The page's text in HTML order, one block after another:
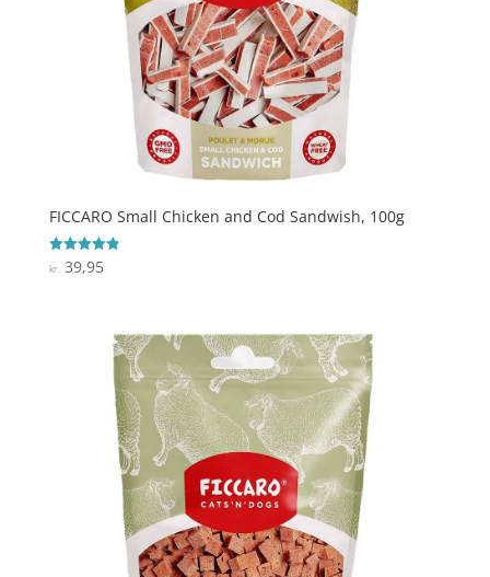
FICCARO Small Chicken and Cod Sandwish, 100g
Vurderet
4.9
kr. 39,95